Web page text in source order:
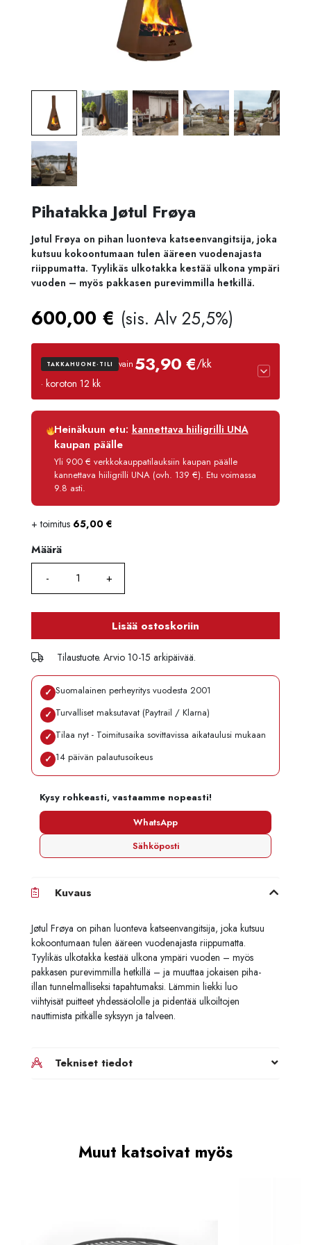
Pihatakka Jøtul Frøya
Jøtul Frøya on pihan luonteva katseenvangitsija, joka
kutsuu kokoontumaan tulen ääreen vuodenajasta
riippumatta. Tyylikäs ulkotakka kestää ulkona ympäri
vuoden – myös pakkasen purevimmilla hetkillä.
600,00 € (sis. Alv 25,5%)
TAKKAHUONE-TILI vain 53,90 €/kk
· koroton 12 kk
Luottoaika
12 kk
Korko
Käsittelymaksu
3,90 €/kk
Maksettava yhteensä
646,80 €
Heinäkuun etu: kannettava hiiligrilli UNA
kaupan päälle
Yli 900 € verkkokauppatilauksiin kaupan päälle
kannettava hiiligrilli UNA (ovh. 139 €). Etu voimassa
9.8 asti.
+ toimitus 65,00 €
Määrä
Määrä
Lisää ostoskoriin
Tilaustuote. Arvio 10-15 arkipäivää.
✓ Suomalainen perheyritys vuodesta 2001
✓ Turvalliset maksutavat (Paytrail / Klarna)
✓ Tilaa nyt - Toimitusaika sovittavissa aikataulusi mukaan
✓ 14 päivän palautusoikeus
Kysy rohkeasti, vastaamme nopeasti!
WhatsApp
Sähköposti
Kuvaus
Jøtul Frøya on pihan luonteva katseenvangitsija, joka kutsuu
kokoontumaan tulen ääreen vuodenajasta riippumatta.
Tyylikäs ulkotakka kestää ulkona ympäri vuoden – myös
pakkasen purevimmilla hetkillä – ja muuttaa jokaisen piha-
illan tunnelmalliseksi tapahtumaksi. Lämmin liekki luo
viihtyisät puitteet yhdessäololle ja pidentää ulkoiltojen
nauttimista pitkälle syksyyn ja talveen.
Tekniset tiedot
Muut katsoivat myös